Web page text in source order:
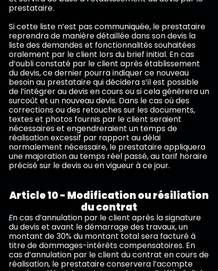
prestataire.
Si cette liste n’est pas communiquée, le prestataire
reprendra de manière détaillée dans son devis la
liste des demandes et fonctionnalités souhaitées
oralement par le client lors du brief initial. En cas
d’oubli constaté par le client après établissement
du devis, ce dernier pourra indiquer ce nouveau
besoin au prestataire qui décidera s’il est possible
de l’intégrer au devis en cours ou si cela générera un
surcoût et un nouveau devis. Dans le cas où des
corrections ou des retouches sur les documents,
textes et photos fournis par le client seraient
nécessaires et engendreraient un temps de
réalisation excessif par rapport au délai
normalement nécessaire, le prestataire appliquera
une majoration au temps réel passé, au tarif horaire
précisé sur le devis ou en vigueur à ce jour.
Article 10 - Modification ou résiliation
du contrat
En cas d’annulation par le client après la signature
du devis et avant le démarrage des travaux, un
montant de 30% du montant total sera facturé à
titre de dommages-intérêts compensatoires. En
cas d’annulation par le client du contrat en cours de
réalisation, le prestataire conservera l’acompte